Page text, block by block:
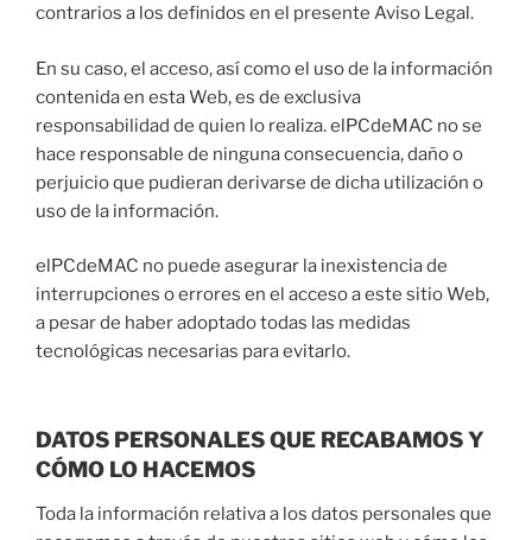
contrarios a los definidos en el presente Aviso Legal.
En su caso, el acceso, así como el uso de la información
contenida en esta Web, es de exclusiva
responsabilidad de quien lo realiza. elPCdeMAC no se
hace responsable de ninguna consecuencia, daño o
perjuicio que pudieran derivarse de dicha utilización o
uso de la información.
elPCdeMAC no puede asegurar la inexistencia de
interrupciones o errores en el acceso a este sitio Web,
a pesar de haber adoptado todas las medidas
tecnológicas necesarias para evitarlo.
DATOS PERSONALES QUE RECABAMOS Y
CÓMO LO HACEMOS
Toda la información relativa a los datos personales que